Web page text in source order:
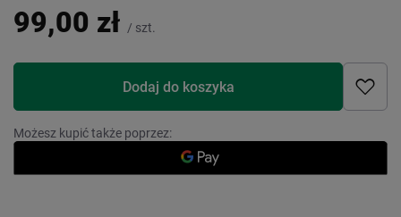
99,00 zł / szt.
Dodaj do koszyka
Możesz kupić także poprzez: